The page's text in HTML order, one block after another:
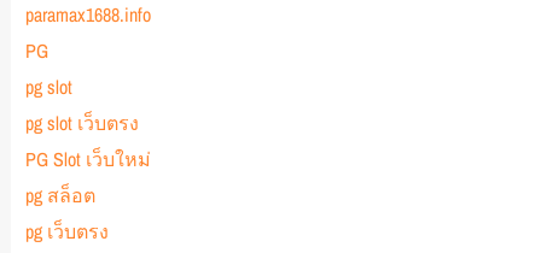
paramax1688.info
PG
pg slot
pg slot เว็บตรง
PG Slot เว็บใหม่
pg สล็อต
pg เว็บตรง